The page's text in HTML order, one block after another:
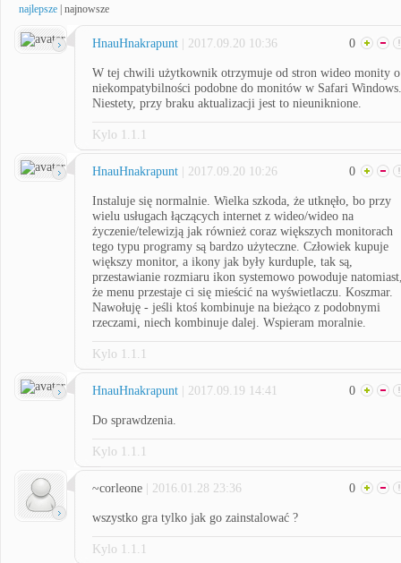
najlepsze najnowsze
HnauHnakrapunt | 2017.09.20 10:36 0
W tej chwili użytkownik otrzymuje od stron wideo monity o
niekompatybilności podobne do monitów w Safari Windows.
Niestety, przy braku aktualizacji jest to nieuniknione.
Kylo 1.1.1
HnauHnakrapunt | 2017.09.20 10:26 0
Instaluje się normalnie. Wielka szkoda, że utknęło, bo przy
wielu usługach łączących internet z wideo/wideo na
życzenie/telewizją jak również coraz większych monitorach
tego typu programy są bardzo użyteczne. Człowiek kupuje
większy monitor, a ikony jak były kurduple, tak są,
przestawianie rozmiaru ikon systemowo powoduje
że menu przestaje ci się mieścić na wyświetlaczu. Koszmar.
Nawołuję - jeśli ktoś kombinuje na bieżąco z podobnymi
rzeczami, niech kombinuje dalej. Wspieram moralnie.
Kylo 1.1.1
HnauHnakrapunt | 2017.09.19 14:41 0
Do sprawdzenia.
Kylo 1.1.1
~corleone | 2016.01.28 23:36 0
wszystko gra tylko jak go zainstalować ?
Kylo 1.1.1